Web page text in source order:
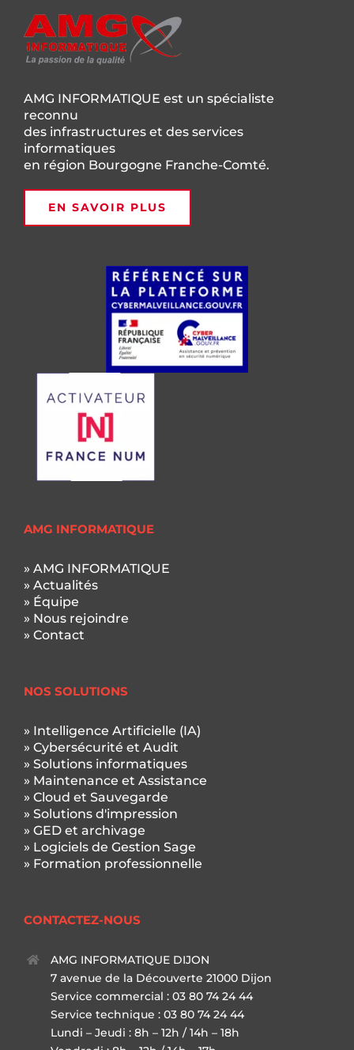
AMG INFORMATIQUE est un spécialiste
reconnu
des infrastructures et des services
informatiques
en région Bourgogne Franche-Comté.
EN SAVOIR PLUS
AMG INFORMATIQUE
» AMG INFORMATIQUE
» Actualités
» Équipe
» Nous rejoindre
» Contact
NOS SOLUTIONS
» Intelligence Artificielle (IA)
» Cybersécurité et Audit
» Solutions informatiques
» Maintenance et Assistance
» Cloud et Sauvegarde
» Solutions d'impression
» GED et archivage
» Logiciels de Gestion Sage
» Formation professionnelle
CONTACTEZ-NOUS
AMG INFORMATIQUE DIJON
7 avenue de la Découverte 21000 Dijon
Service commercial : 03 80 74 24 44
Service technique : 03 80 74 24 44
Lundi – Jeudi : 8h – 12h / 14h – 18h